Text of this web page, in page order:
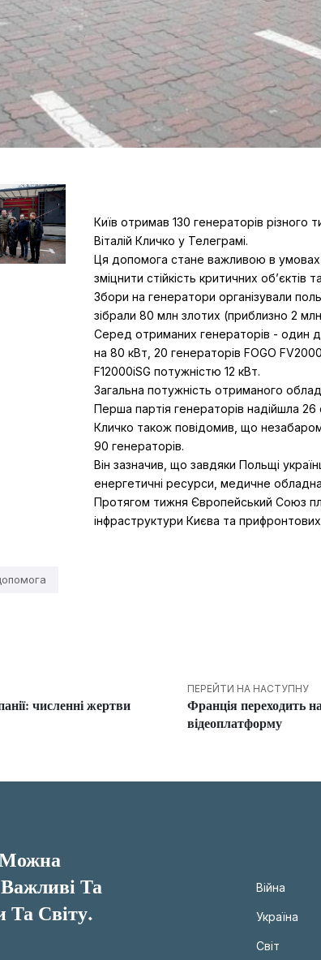
Київ отримав 130 генераторів різного
Віталій Кличко у Телеграмі.
Ця допомога стане важливою в умовах
зміцнити стійкість критичних
Збори на генератори організували
зібрали 80 млн злотих (приблизно 2
Серед отриманих генераторів - один
на 80 кВт, 20 генераторів FOGO
F12000iSG потужністю 12 кВт.
Загальна потужність отриманого
Перша партія генераторів надійшла 26
Кличко також повідомив, що
90 генераторів.
Він зазначив, що завдяки Польщі
енергетичні ресурси, медичне
Протягом тижня Європейський Союз
інфраструктури Києва та прифронтових
численні жертви
ПЕРЕЙТИ НА НАСТУПНУ
Франція переходить
відеоплатформу
Та
Та Світу.
Війна
Україна
Світ